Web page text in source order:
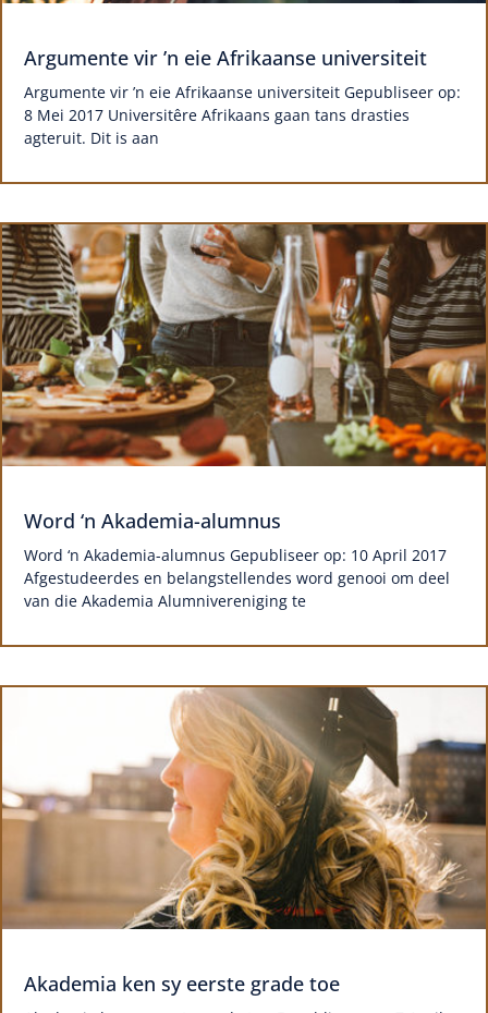
Argumente vir ’n eie Afrikaanse universiteit
Argumente vir ’n eie Afrikaanse universiteit Gepubliseer op:
8 Mei 2017 Universitêre Afrikaans gaan tans drasties
agteruit. Dit is aan
Word ‘n Akademia-alumnus
Word ‘n Akademia-alumnus Gepubliseer op: 10 April 2017
Afgestudeerdes en belangstellendes word genooi om deel
van die Akademia Alumnivereniging te
Akademia ken sy eerste grade toe